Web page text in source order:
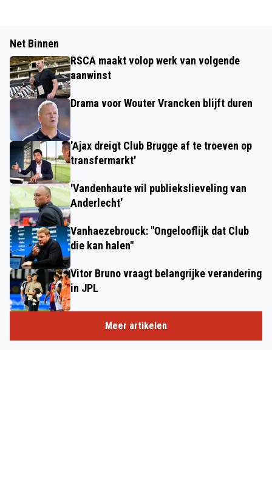
Net Binnen
RSCA maakt volop werk van volgende
aanwinst
Drama voor Wouter Vrancken blijft duren
'Ajax dreigt Club Brugge af te troeven op
transfermarkt'
'Vandenhaute wil publiekslieveling van
Anderlecht'
Vanhaezebrouck: "Ongelooflijk dat Club
die kan halen"
Vitor Bruno vraagt belangrijke verandering
in JPL
Meer artikelen